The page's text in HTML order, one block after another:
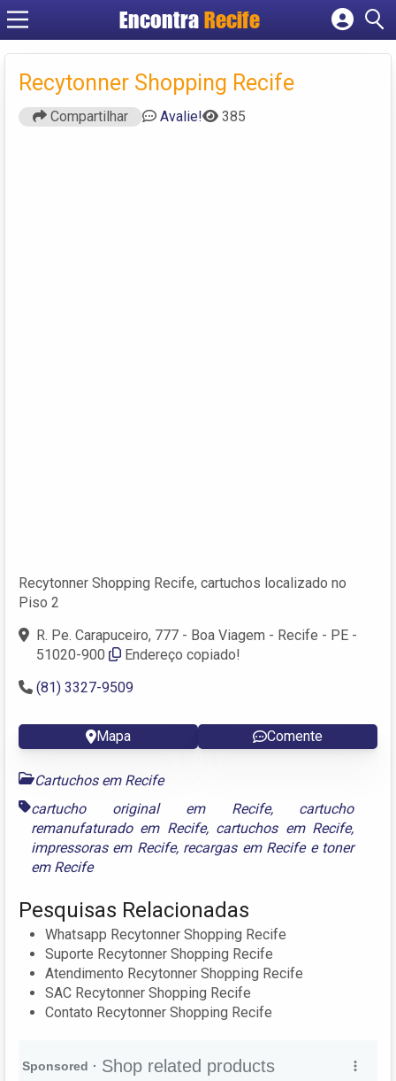
Encontra Recife
Cadastrar empresa
Criar conta
Recytonner Shopping Recife
Compartilhar Avalie! 385
Recytonner Shopping Recife, cartuchos localizado no
Piso 2
R. Pe. Carapuceiro, 777 - Boa Viagem - Recife - PE -
51020-900
Endereço copiado!
(81) 3327-9509
Mapa Comente
Cartuchos em Recife
cartucho original em Recife, cartucho
remanufaturado em Recife, cartuchos em Recife,
impressoras em Recife, recargas em Recifee toner
em Recife
Pesquisas Relacionadas
Whatsapp Recytonner Shopping Recife
Suporte Recytonner Shopping Recife
Atendimento Recytonner Shopping Recife
SAC Recytonner Shopping Recife
Contato Recytonner Shopping Recife